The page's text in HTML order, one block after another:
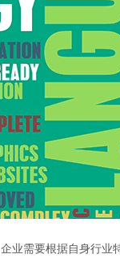
业需要根据自身行